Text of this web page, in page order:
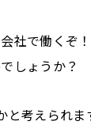
社で働くぞ！
しょうか？
考えられま